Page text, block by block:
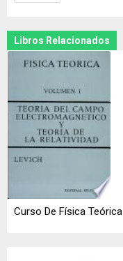
Libros Relacionados
Curso De Física Teórica